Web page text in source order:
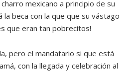
mexicano a principio de su
beca con la que que su vástago
que eran tan pobrecitos!
pero el mandatario si que está
con la llegada y celebración al